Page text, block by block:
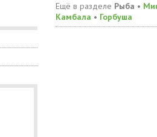
Ещё в разделе Рыба •
Камбала • Горбуша